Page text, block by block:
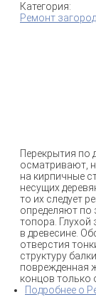
Категория:
Ремонт
Перекрытия по
осматривают,
на кирпичные
несущих
то их следует
определяют по
топора. Глухой
в древесине.
отверстия
структуру
поврежденная
концов только
Подробнее о